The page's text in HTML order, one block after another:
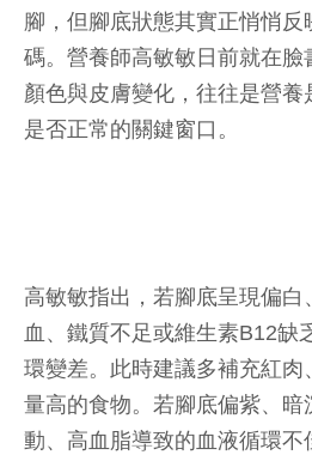
腳，但腳底狀態其實正悄悄反
碼。營養師高敏敏日前就在臉
顏色與皮膚變化，往往是營養
是否正常的關鍵窗口。
高敏敏指出，若腳底呈現偏白
血、鐵質不足或維生素B12缺
環變差。此時建議多補充紅
量高的食物。若腳底偏紫、暗
動、高血脂導致的血液循環不